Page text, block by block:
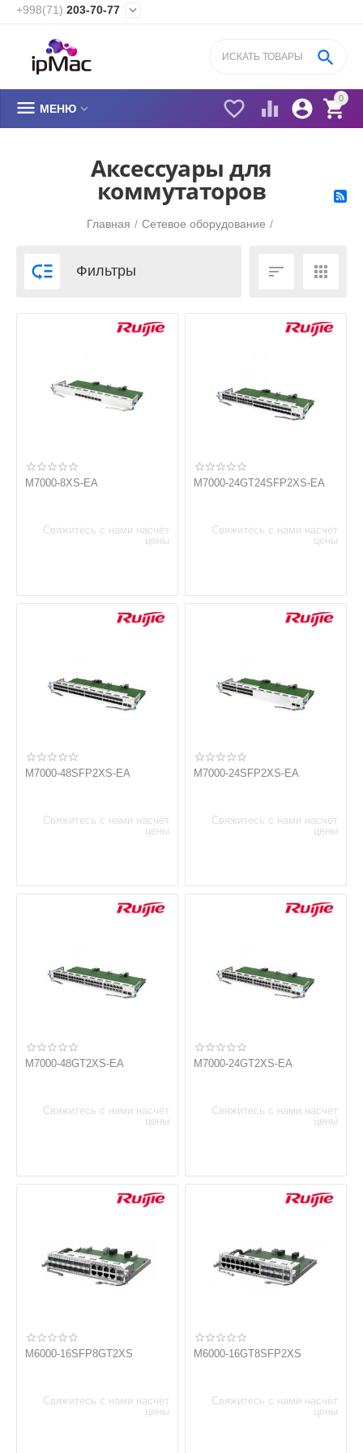
+998(71) 203-70-77 
0


 

 МЕНЮ 
Аксессуары для
коммутаторов
Главная / Сетевое оборудование /
 Фильтры  
M7000-8XS-EA
Свяжитесь с нами насчёт
цены
M7000-24GT24SFP2XS-EA
Свяжитесь с нами насчёт
цены
M7000-48SFP2XS-EA
Свяжитесь с нами насчёт
цены
M7000-24SFP2XS-EA
Свяжитесь с нами насчёт
цены
M7000-48GT2XS-EA
Свяжитесь с нами насчёт
цены
M7000-24GT2XS-EA
Свяжитесь с нами насчёт
цены
M6000-16SFP8GT2XS
Свяжитесь с нами насчёт
цены
M6000-16GT8SFP2XS
Свяжитесь с нами насчёт
цены